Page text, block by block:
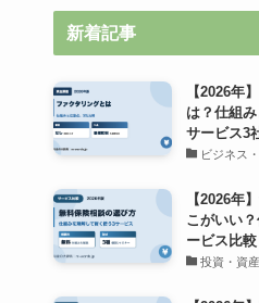
新着記事
【2026年
は？仕組
サービス3
ビジネス
【2026年
こがいい
ービス比較
投資・資